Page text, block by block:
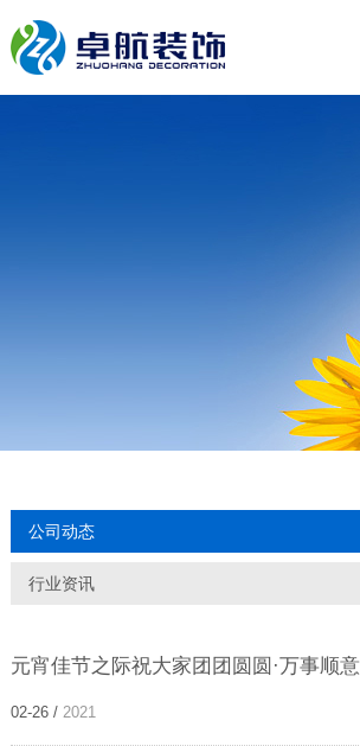
公司动态
行业资讯
元宵佳节之际祝大家团团圆圆·万事顺意
02-26 / 2021